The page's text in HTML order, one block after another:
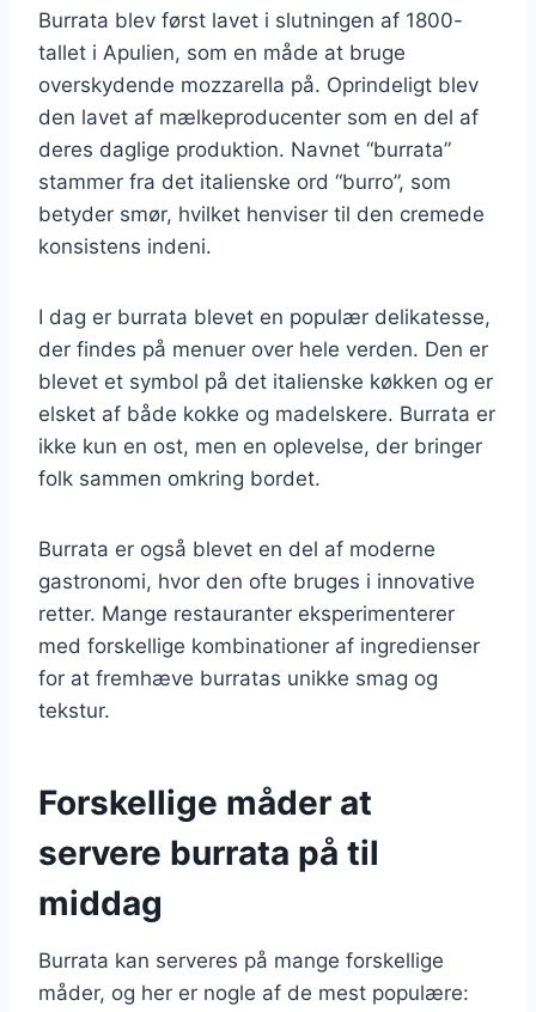
Burrata blev først lavet i slutningen af 1800-
tallet i Apulien, som en måde at bruge
overskydende mozzarella på. Oprindeligt blev
den lavet af mælkeproducenter som en del af
deres daglige produktion. Navnet “burrata”
stammer fra det italienske ord “burro”, som
betyder smør, hvilket henviser til den cremede
konsistens indeni.
I dag er burrata blevet en populær delikatesse,
der findes på menuer over hele verden. Den er
blevet et symbol på det italienske køkken og er
elsket af både kokke og madelskere. Burrata er
ikke kun en ost, men en oplevelse, der bringer
folk sammen omkring bordet.
Burrata er også blevet en del af moderne
gastronomi, hvor den ofte bruges i innovative
retter. Mange restauranter eksperimenterer
med forskellige kombinationer af ingredienser
for at fremhæve burratas unikke smag og
tekstur.
Forskellige måder at
servere burrata på til
middag
Burrata kan serveres på mange forskellige
måder, og her er nogle af de mest populære: